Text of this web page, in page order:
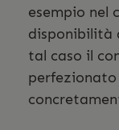
esempio nel
tal caso il